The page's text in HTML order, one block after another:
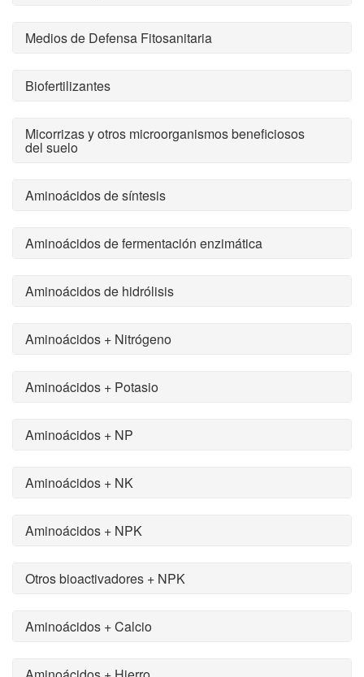
Medios de Defensa Fitosanitaria
Biofertilizantes
Micorrizas y otros microorganismos beneficiosos
del suelo
Aminoácidos de síntesis
Aminoácidos de fermentación enzimática
Aminoácidos de hidrólisis
Aminoácidos + Nitrógeno
Aminoácidos + Potasio
Aminoácidos + NP
Aminoácidos + NK
Aminoácidos + NPK
Otros bioactivadores + NPK
Aminoácidos + Calcio